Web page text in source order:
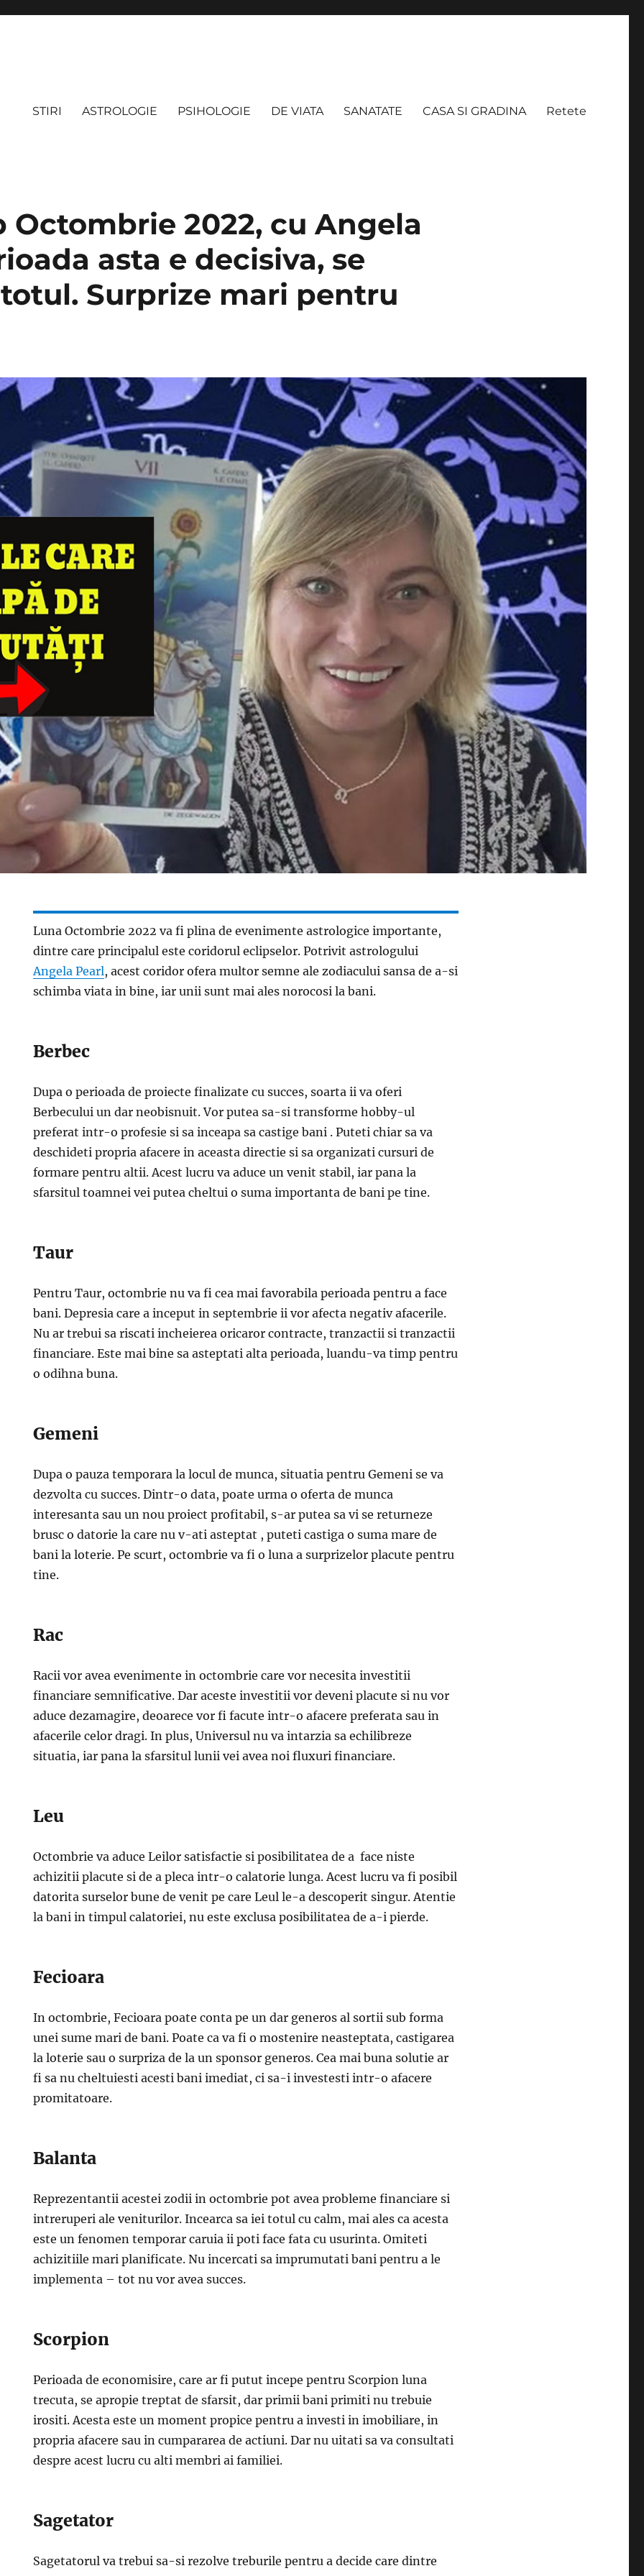
STIRI ASTROLOGIE PSIHOLOGIE DE VIATA SANATATE CASA SI GRADINA Retete
Octombrie 2022, cu Angela
asta e decisiva, se
Surprize mari pentru
Luna Octombrie 2022 va fi plina de evenimente astrologice importante,
dintre care principalul este coridorul eclipselor. Potrivit astrologului
Angela Pearl, acest coridor ofera multor semne ale zodiacului sansa de a-si
schimba viata in bine, iar unii sunt mai ales norocosi la bani.
Berbec
Dupa o perioada de proiecte finalizate cu succes, soarta ii va oferi
Berbecului un dar neobisnuit. Vor putea sa-si transforme hobby-ul
preferat intr-o profesie si sa inceapa sa castige bani . Puteti chiar sa va
deschideti propria afacere in aceasta directie si sa organizati cursuri de
formare pentru altii. Acest lucru va aduce un venit stabil, iar pana la
sfarsitul toamnei vei putea cheltui o suma importanta de bani pe tine.
Taur
Pentru Taur, octombrie nu va fi cea mai favorabila perioada pentru a face
bani. Depresia care a inceput in septembrie ii vor afecta negativ afacerile.
Nu ar trebui sa riscati incheierea oricaror contracte, tranzactii si tranzactii
financiare. Este mai bine sa asteptati alta perioada, luandu-va timp pentru
o odihna buna.
Gemeni
Dupa o pauza temporara la locul de munca, situatia pentru Gemeni se va
dezvolta cu succes. Dintr-o data, poate urma o oferta de munca
interesanta sau un nou proiect profitabil, s-ar putea sa vi se returneze
brusc o datorie la care nu v-ati asteptat , puteti castiga o suma mare de
bani la loterie. Pe scurt, octombrie va fi o luna a surprizelor placute pentru
tine.
Rac
Racii vor avea evenimente in octombrie care vor necesita investitii
financiare semnificative. Dar aceste investitii vor deveni placute si nu vor
aduce dezamagire, deoarece vor fi facute intr-o afacere preferata sau in
afacerile celor dragi. In plus, Universul nu va intarzia sa echilibreze
situatia, iar pana la sfarsitul lunii vei avea noi fluxuri financiare.
Leu
Octombrie va aduce Leilor satisfactie si posibilitatea de a face niste
achizitii placute si de a pleca intr-o calatorie lunga. Acest lucru va fi posibil
datorita surselor bune de venit pe care Leul le-a descoperit singur. Atentie
la bani in timpul calatoriei, nu este exclusa posibilitatea de a-i pierde.
Fecioara
In octombrie, Fecioara poate conta pe un dar generos al sortii sub forma
unei sume mari de bani. Poate ca va fi o mostenire neasteptata, castigarea
la loterie sau o surpriza de la un sponsor generos. Cea mai buna solutie ar
fi sa nu cheltuiesti acesti bani imediat, ci sa-i investesti intr-o afacere
promitatoare.
Balanta
Reprezentantii acestei zodii in octombrie pot avea probleme financiare si
intreruperi ale veniturilor. Incearca sa iei totul cu calm, mai ales ca acesta
este un fenomen temporar caruia ii poti face fata cu usurinta. Omiteti
achizitiile mari planificate. Nu incercati sa imprumutati bani pentru a le
implementa – tot nu vor avea succes.
Scorpion
Perioada de economisire, care ar fi putut incepe pentru Scorpion luna
trecuta, se apropie treptat de sfarsit, dar primii bani primiti nu trebuie
irositi. Acesta este un moment propice pentru a investi in imobiliare, in
propria afacere sau in cumpararea de actiuni. Dar nu uitati sa va consultati
despre acest lucru cu alti membri ai familiei.
Sagetator
Sagetatorul va trebui sa-si rezolve treburile pentru a decide care dintre